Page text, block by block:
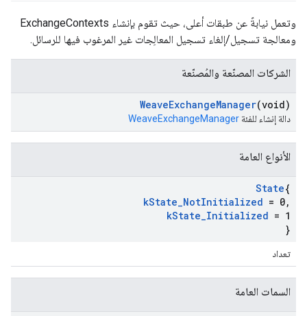
وتعمل نيابةً عن طبقات أعلى، حيث تقوم بإنشاء ExchangeContexts
ومعالجة تسجيل/إلغاء تسجيل المعالِجات غير المرغوب فيها للرسائل.
الشركات المصنّعة والمُصنّعة
WeaveExchangeManager(void)
دالة إنشاء للفئة WeaveExchangeManager
الأنواع العامة
State{
kState_NotInitialized = 0,
kState_Initialized = 1
}
تعداد
السمات العامة